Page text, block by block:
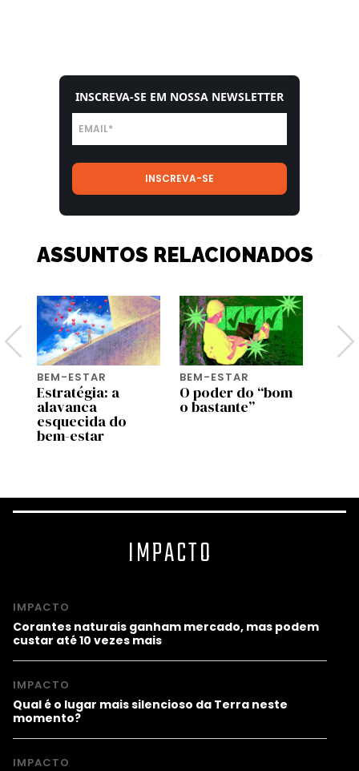
INSCREVA-SE EM NOSSA NEWSLETTER
ASSUNTOS RELACIONADOS
BEM-ESTAR
Estratégia: a
alavanca
esquecida do
bem-estar
BEM-ESTAR
O poder do “bom
o bastante”
IMPACTO
IMPACTO
Corantes naturais ganham mercado, mas podem
custar até 10 vezes mais
IMPACTO
Qual é o lugar mais silencioso da Terra neste
momento?
IMPACTO